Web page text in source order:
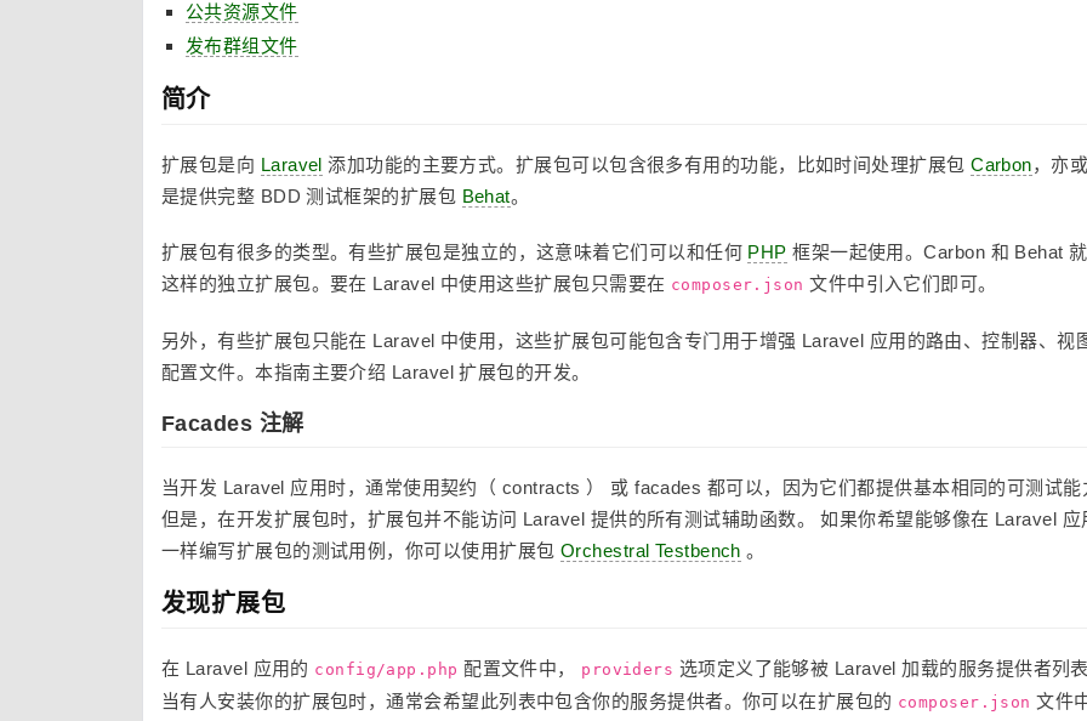
公共资源文件
发布群组文件
简介
扩展包是向 Laravel 添加功能的主要方式。扩展包可以包含很多有用的功能，比如时间处理扩展包Carbon，亦
是提供完整 BDD 测试框架的扩展包 Behat。
扩展包有很多的类型。有些扩展包是独立的，这意味着它们可以和任何 PHP 框架一起使用。Carbon 和 Behat
这样的独立扩展包。要在 Laravel 中使用这些扩展包只需要在 composer.json 文件中引入它们即可。
另外，有些扩展包只能在 Laravel 中使用，这些扩展包可能包含专门用于增强 Laravel 应用的路由、控制器、视
配置文件。本指南主要介绍 Laravel 扩展包的开发。
Facades 注解
当开发 Laravel 应用时，通常使用契约（ contracts ） 或 facades 都可以，因为它们都提供基本相同的可测试能
但是，在开发扩展包时，扩展包并不能访问 Laravel 提供的所有测试辅助函数。 如果你希望能够像在 Laravel 应
一样编写扩展包的测试用例，你可以使用扩展包 Orchestral Testbench 。
发现扩展包
在 Laravel 应用的 config/app.php 配置文件中， providers 选项定义了能够被 Laravel 加载的服务提供者列
当有人安装你的扩展包时，通常会希望此列表中包含你的服务提供者。你可以在扩展包的 composer.json 文件